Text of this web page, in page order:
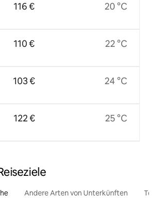
116 €
110 €
103 €
122 €
20 °C
22 °C
24 °C
25 °C
Andere Arten von Unterkünften